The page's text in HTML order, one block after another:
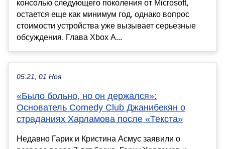
консолью следующего поколения от Microsoft,
остается еще как минимум год, однако вопрос
стоимости устройства уже вызывает серьезные
обсуждения. Глава Xbox А...
05:21, 01 Ноя
«Было больно, но он держался»:
Основатель Comedy Club Джанибекян о
страданиях Харламова после «Текста»
Недавно Гарик и Кристина Асмус заявили о